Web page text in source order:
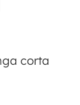
corta